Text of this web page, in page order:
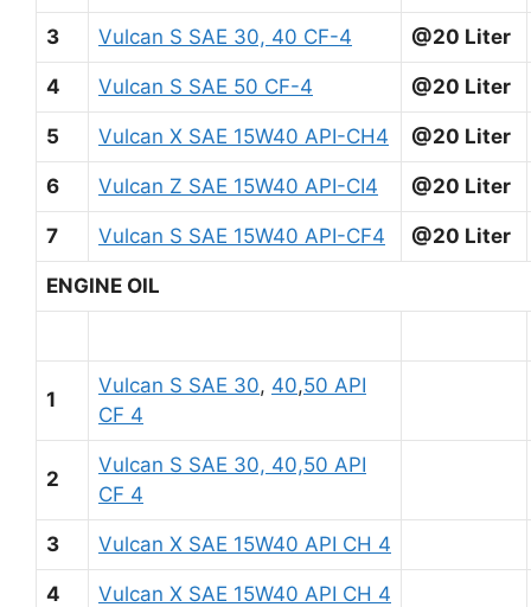
3 Vulcan S SAE 30, 40 CF-4 @20 Liter
4 Vulcan S SAE 50 CF-4 @20 Liter
5 Vulcan X SAE 15W40 API-CH4 @20 Liter
6 Vulcan Z SAE 15W40 API-CI4 @20 Liter
7 Vulcan S SAE 15W40 API-CF4 @20 Liter
ENGINE OIL
1
Vulcan S SAE 30, 40,50 API
CF 4
2
Vulcan S SAE 30, 40,50 API
CF 4
3 Vulcan X SAE 15W40 API CH 4
4 Vulcan X SAE 15W40 API CH 4